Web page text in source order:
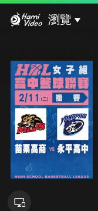
瀏覽